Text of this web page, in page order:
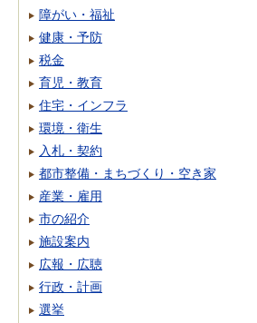
障がい・福祉
健康・予防
税金
育児・教育
住宅・インフラ
環境・衛生
入札・契約
都市整備・まちづくり・空き家
産業・雇用
市の紹介
施設案内
広報・広聴
行政・計画
選挙